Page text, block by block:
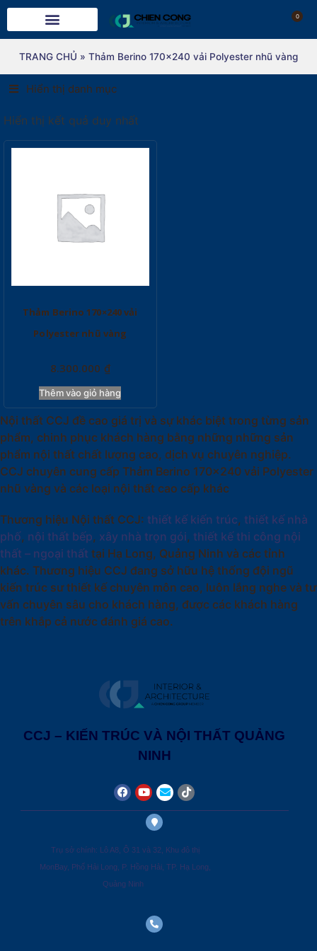
0
TRANG CHỦ » Thảm Berino 170x240 vải Polyester nhũ vàng
Hiển thị danh mục
Hiển thị kết quả duy nhất
Thảm Berino 170×240 vải
Polyester nhũ vàng
8.300.000 ₫
Thêm vào giỏ hàng
Nội thất CCJ đề cao giá trị và sự khác biệt trong từng sản
phẩm, chinh phục khách hàng bằng những những sản
phẩm nội thất chất lượng cao, dịch vụ chuyên nghiệp.
CCJ chuyên cung cấp Thảm Berino 170×240 vải Polyester
nhũ vàng và các loại nội thất cao cấp khác
Thương hiệu Nội thất CCJ: thiết kế kiến trúc, thiết kế nhà
phố, nội thất bếp, xây nhà trọn gói, thiết kế thi công nội
thất – ngoại thất tại Hạ Long, Quảng Ninh và các tỉnh
khác. Thương hiệu CCJ đang sở hữu hệ thống đội ngũ
kiến trúc sư thiết kế chuyên môn cao, luôn lắng nghe và tư
vấn chuyên sâu cho khách hàng, được các khách hàng
trên khắp cả nước đánh giá cao.
CCJ – KIẾN TRÚC VÀ NỘI THẤT QUẢNG
NINH
Trụ sở chính: Lô A8, Ô 31 và 32, Khu đô thị
MonBay, Phố Hải Long, P. Hồng Hải, TP. Hạ Long,
Quảng Ninh